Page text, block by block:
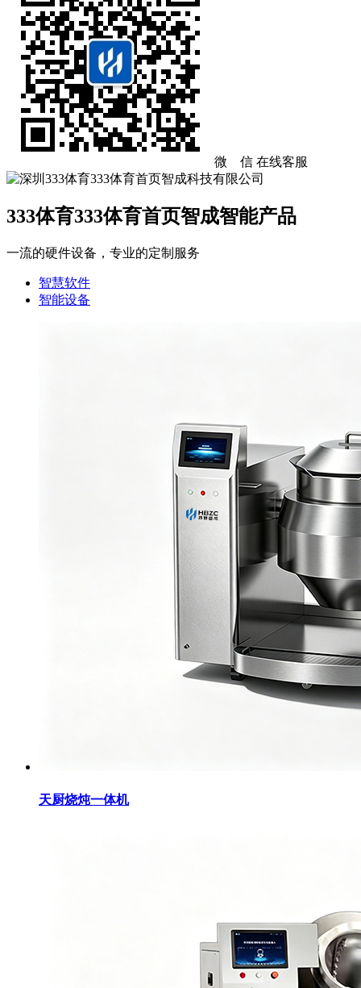
微 信 在线客服
333体育333体育首页智成智能产品
一流的硬件设备，专业的定制服务
智慧软件
智能设备
天厨烧炖一体机